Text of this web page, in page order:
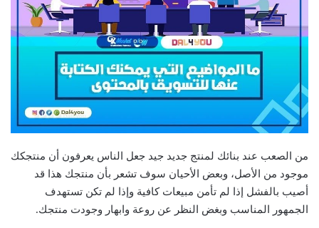
من الصعب عند بنائك لمنتج جديد جيد جعل الناس يعرفون أن منتجكك
موجود من الأصل، وبعض الأحيان سوف تشعر بأن منتجك هذا قد
أصيب بالفشل إذا لم تأمن مبيعات كافية وإذا لم تكن تستهدف
الجمهور المناسب وبغض النظر عن روعة وابهار وجودت منتجك.